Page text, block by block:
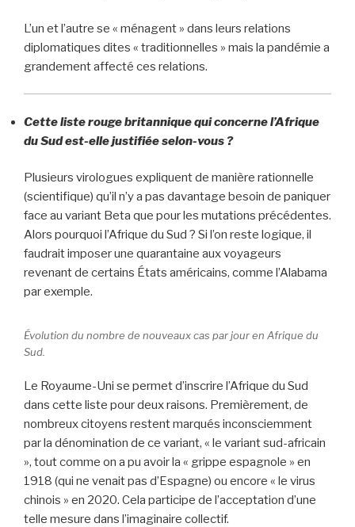
L’un et l’autre se « ménagent » dans leurs relations
diplomatiques dites « traditionnelles » mais la pandémie a
grandement affecté ces relations.
Cette liste rouge britannique qui concerne l’Afrique
du Sud est-elle justifiée selon-vous ?
Plusieurs virologues expliquent de manière rationnelle
(scientifique) qu’il n’y a pas davantage besoin de paniquer
face au variant Beta que pour les mutations précédentes.
Alors pourquoi l’Afrique du Sud ? Si l’on reste logique, il
faudrait imposer une quarantaine aux voyageurs
revenant de certains États américains, comme l’Alabama
par exemple.
Évolution du nombre de nouveaux cas par jour en Afrique du
Sud.
Le Royaume-Uni se permet d’inscrire l’Afrique du Sud
dans cette liste pour deux raisons. Premièrement, de
nombreux citoyens restent marqués inconsciemment
par la dénomination de ce variant, « le variant sud-africain
», tout comme on a pu avoir la « grippe espagnole » en
1918 (qui ne venait pas d’Espagne) ou encore « le virus
chinois » en 2020. Cela participe de l’acceptation d’une
telle mesure dans l’imaginaire collectif.